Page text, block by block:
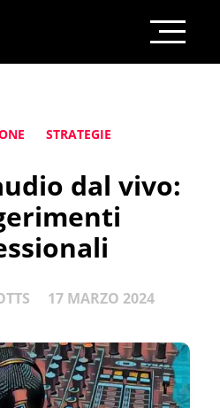
STRATEGIE
dal vivo:
17 MARZO 2024